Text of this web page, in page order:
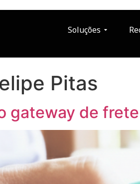
Soluções
Pitas
gateway de